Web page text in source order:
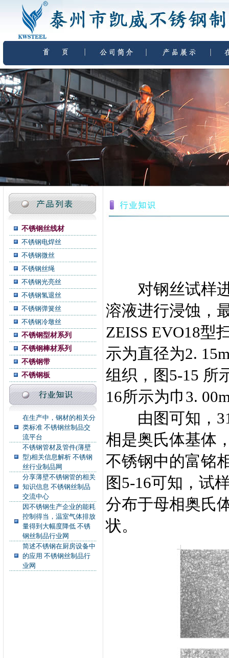
不锈钢丝线材
不锈钢电焊丝
不锈钢微丝
不锈钢丝绳
不锈钢光亮丝
不锈钢氢退丝
不锈钢弹簧丝
不锈钢冷墩丝
不锈钢型材系列
不锈钢棒材系列
不锈钢带
不锈钢板
在生产中，钢材的相关分
类标准 不锈钢丝制品交
流平台
不锈钢管材及管件(薄壁
型)相关信息解析 不锈钢
丝行业制品网
分享薄壁不锈钢管的相关
知识信息 不锈钢丝制品
交流中心
因不锈钢生产企业的能耗
控制得当，温室气体排放
量得到大幅度降低 不锈
钢丝制品行业网
简述不锈钢在厨房设备中
的应用 不锈钢丝制品行
业网
对钢丝试样进
溶液进行浸蚀，
ZEISS EVO18型
示为直径为2.
组织，图5-15 所
16所示为巾3.
由图可知，
相是奥氏体基体
不锈钢中的富铭
图5-16可知，试
分布于母相奥氏
状。